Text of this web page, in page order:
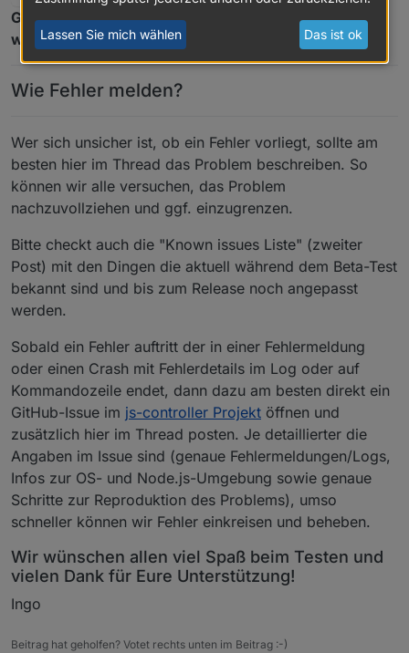
Generell ist zu testen, ob alles noch so funktioniert
wie vorher auch. Das ist das wichtigste!
Wie Fehler melden?
Wer sich unsicher ist, ob ein Fehler vorliegt, sollte am
besten hier im Thread das Problem beschreiben. So
können wir alle versuchen, das Problem
nachzuvollziehen und ggf. einzugrenzen.
Bitte checkt auch die "Known issues Liste" (zweiter
Post) mit den Dingen die aktuell während dem Beta-Test
bekannt sind und bis zum Release noch angepasst
werden.
Sobald ein Fehler auftritt der in einer Fehlermeldung
oder einen Crash mit Fehlerdetails im Log oder auf
Kommandozeile endet, dann dazu am besten direkt ein
GitHub-Issue im js-controller Projekt öffnen und
zusätzlich hier im Thread posten. Je detaillierter die
Angaben im Issue sind (genaue Fehlermeldungen/Logs,
Infos zur OS- und Node.js-Umgebung sowie genaue
Schritte zur Reproduktion des Problems), umso
schneller können wir Fehler einkreisen und beheben.
Wir wünschen allen viel Spaß beim Testen und
vielen Dank für Eure Unterstützung!
Ingo
Beitrag hat geholfen? Votet rechts unten im Beitrag :-)
Lassen Sie mich wählen Das ist ok